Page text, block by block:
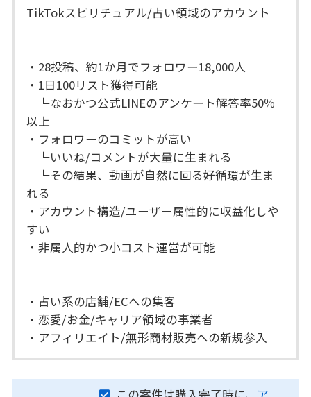
TikTokスピリチュアル/占い領域のアカウント
・28投稿、約1か月でフォロワー18,000人
・1日100リスト獲得可能
┗なおかつ公式LINEのアンケート解答率50％
以上
・フォロワーのコミットが高い
┗いいね/コメントが大量に生まれる
┗その結果、動画が自然に回る好循環が生ま
れる
・アカウント構造/ユーザー属性的に収益化しや
すい
・非属人的かつ小コスト運営が可能
・占い系の店舗/ECへの集客
・恋愛/お金/キャリア領域の事業者
・アフィリエイト/無形商材販売への新規参入